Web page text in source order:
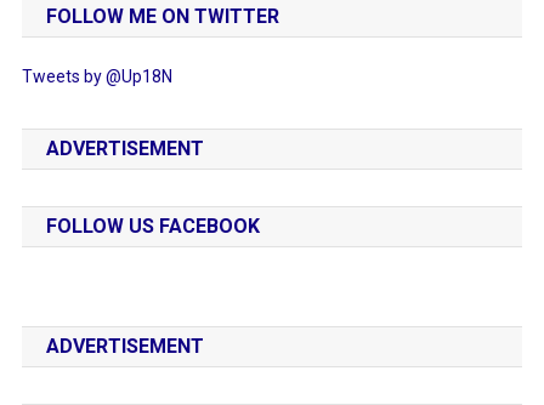
FOLLOW ME ON TWITTER
Tweets by @Up18N
ADVERTISEMENT
FOLLOW US FACEBOOK
ADVERTISEMENT